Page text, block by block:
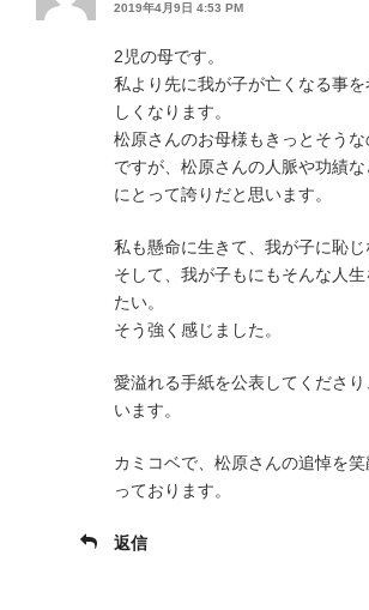
2019年4月9日 4:53 PM
2児の母です。
私より先に我が子が亡くなる事
しくなります。
松原さんのお母様もきっとそうな
ですが、松原さんの人脈や功績
にとって誇りだと思います。
私も懸命に生きて、我が子に恥じ
そして、我が子もにもそんな人
たい。
そう強く感じました。
愛溢れる手紙を公表してくださ
います。
カミコベで、松原さんの追悼を
っております。
返信